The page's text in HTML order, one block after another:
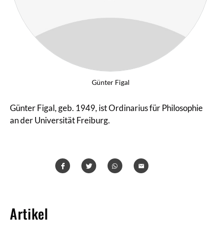
Günter Figal
Günter Figal, geb. 1949, ist Ordinarius für Philosophie
an der Universität Freiburg.
Artikel